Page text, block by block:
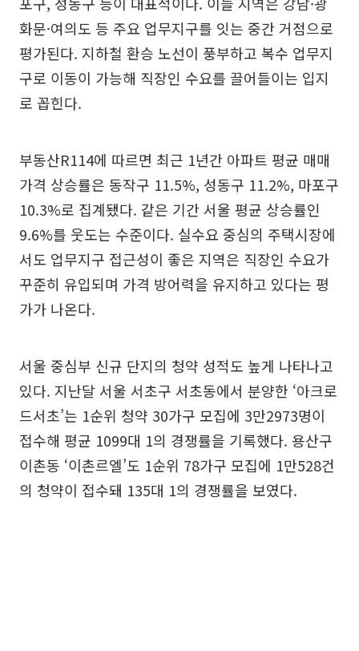
화문·여의도 등 주요 업무지구를 잇는 중간 거점으로
평가된다. 지하철 환승 노선이 풍부하고 복수 업무지
구로 이동이 가능해 직장인 수요를 끌어들이는 입지
로 꼽힌다.
부동산R114에 따르면 최근 1년간 아파트 평균 매매
가격 상승률은 동작구 11.5%, 성동구 11.2%, 마포구
10.3%로 집계됐다. 같은 기간 서울 평균 상승률인
9.6%를 웃도는 수준이다. 실수요 중심의 주택시장에
서도 업무지구 접근성이 좋은 지역은 직장인 수요가
꾸준히 유입되며 가격 방어력을 유지하고 있다는 평
가가 나온다.
서울 중심부 신규 단지의 청약 성적도 높게 나타나고
있다. 지난달 서울 서초구 서초동에서 분양한 ‘아크로
드서초’는 1순위 청약 30가구 모집에 3만2973명이
접수해 평균 1099대 1의 경쟁률을 기록했다. 용산구
이촌동 ‘이촌르엘’도 1순위 78가구 모집에 1만528건
의 청약이 접수돼 135대 1의 경쟁률을 보였다.